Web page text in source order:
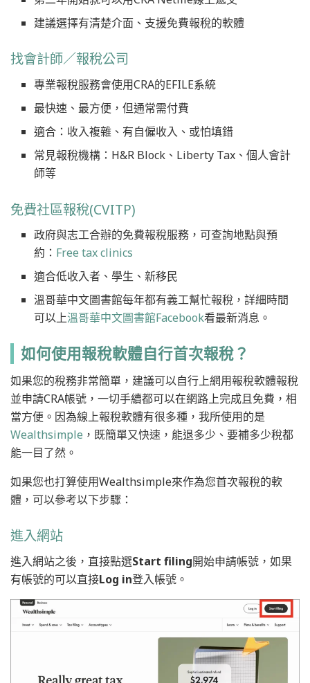
建議選擇有清楚介面、支援免費報稅的軟體
找會計師／報稅公司
專業報稅服務會使用CRA的EFILE系統
最快速、最方便，但通常需付費
適合：收入複雜、有自僱收入、或怕填錯
常見報稅機構：H&R Block、Liberty Tax、個人會計
師等
免費社區報稅(CVITP)
政府與志工合辦的免費報稅服務，可查詢地點與預
約： Free tax clinics
適合低收入者、學生、新移民
溫哥華中文圖書館每年都有義工幫忙報稅，詳細時間
可以上溫哥華中文圖書館Facebook看最新消息。
如何使用報稅軟體自行首次報稅？
如果您的稅務非常簡單，建議可以自行上網用報稅軟體報稅
並申請CRA帳號，一切手續都可以在網路上完成且免費，相
當方便。因為線上報稅軟體有很多種，我所使用的是
Wealthsimple ，既簡單又快速，能退多少、要補多少稅都
能一目了然。
如果您也打算使用Wealthsimple來作為您首次報稅的軟
體，可以參考以下步驟：
進入網站
進入網站之後，直接點選Start filing開始申請帳號，如果
有帳號的可以直接Log in登入帳號。